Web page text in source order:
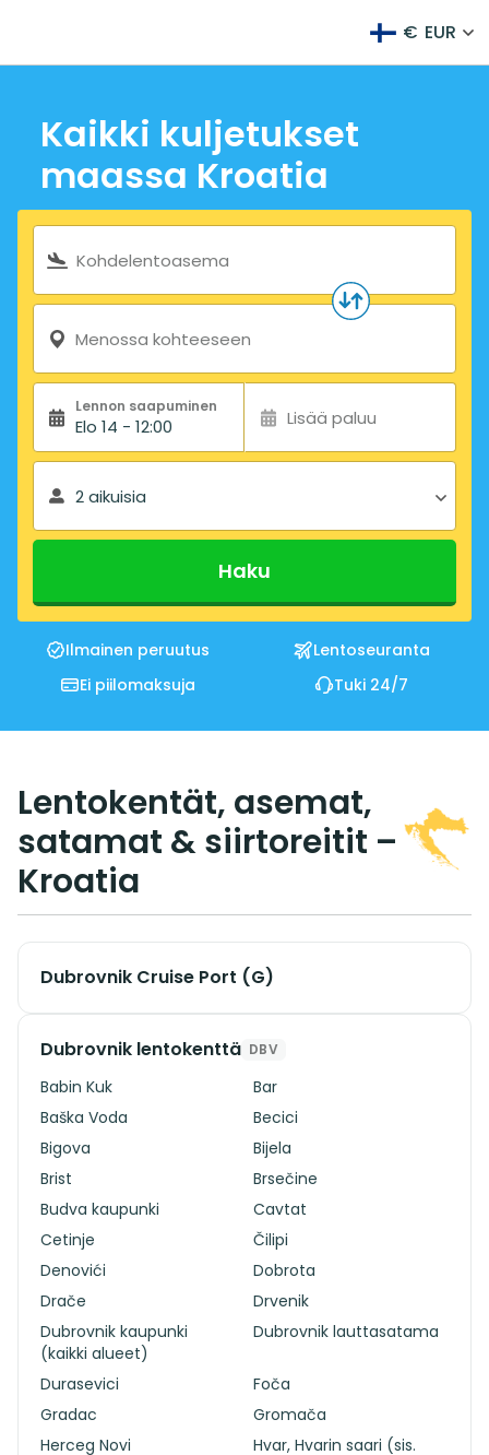
€ EUR
Kaikki kuljetukset
maassa Kroatia
Hakulomake
Kohdelentoasema
Menossa kohteeseen
Lennon saapuminen
Elo 14 - 12:00 Lisää paluu
2 aikuisia
Haku
Ilmainen peruutus
Lentoseuranta
Ei piilomaksuja
Tuki 24/7
Lentokentät, asemat,
satamat & siirtoreitit –
Kroatia
Dubrovnik Cruise Port (G)
Dubrovnik lentokenttä DBV
Babin Kuk
Bar
Baška Voda
Becici
Bigova
Bijela
Brist
Brsečine
Budva kaupunki
Cavtat
Cetinje
Čilipi
Denovići
Dobrota
Drače
Drvenik
Dubrovnik kaupunki
(kaikki alueet)
Dubrovnik lauttasatama
Durasevici
Foča
Gradac
Gromača
Herceg Novi
Hvar, Hvarin saari (sis.